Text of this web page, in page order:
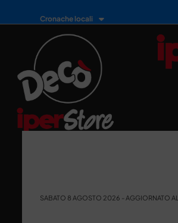
Cronache locali
SABATO 8 AGOSTO 2026 - AGGIORNATO